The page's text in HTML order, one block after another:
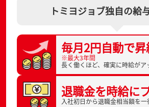
トミヨジョブ独自の給
毎月2円自動で
※最大3年間
長く働くほど、 確実に時給がア
退職金を時給に
入社初日から退職金相当額を一